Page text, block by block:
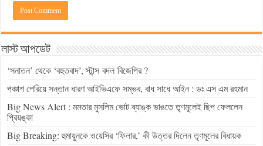
লাস্ট আপডেট
‘সনাতন’ থেকে ‘বহুতবাদ’, স্টান্স বদল বিজেপির ?
পঞ্চাশ পেরিয়ে সন্তান ধারণ আইভিএফে সম্ভব, বাধ সাধে আইন : ডঃ এস এম রহমান
Big News Alert : মমতার মুসলিম ভোট ব্যাঙ্ক ভাঙতে তৃণমূলেই ছিপ ফেললেন
প্রিয়ঙ্কা
Big Breaking: হুমায়ুনকে ওয়েসির ‘ফিলার,’ কী উত্তর দিলেন তৃণমূলের বিধায়ক